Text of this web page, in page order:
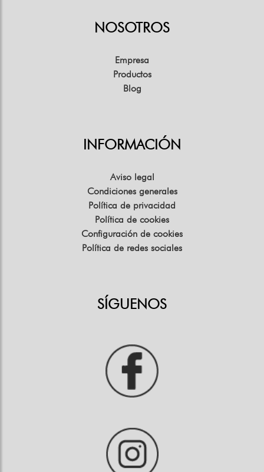
NOSOTROS
Empresa
Productos
Blog
INFORMACIÓN
Aviso legal
Condiciones generales
Política de privacidad
Política de cookies
Configuración de cookies
Política de redes sociales
SÍGUENOS